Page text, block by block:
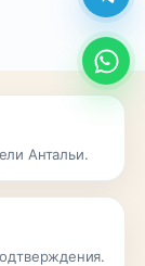
Антальи.